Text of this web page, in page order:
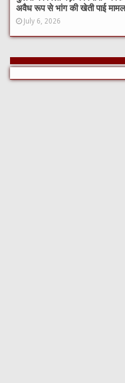
अवैध रूप से भांग की खेती पाई
July 6, 2026